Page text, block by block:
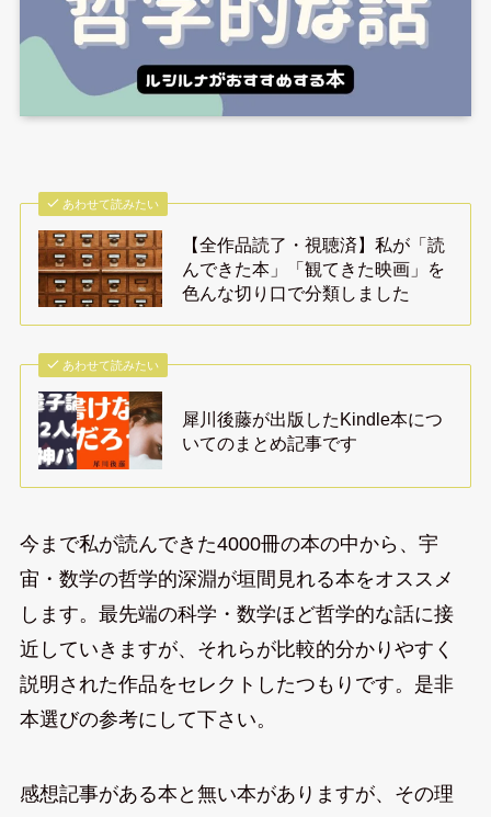
あわせて読みたい
【全作品読了・視聴済】私が「読
んできた本」「観てきた映画」を
色んな切り口で分類しました
あわせて読みたい
犀川後藤が出版したKindle本につ
いてのまとめ記事です
今まで私が読んできた4000冊の本の中から、宇
宙・数学の哲学的深淵が垣間見れる本をオススメ
します。最先端の科学・数学ほど哲学的な話に接
近していきますが、それらが比較的分かりやすく
説明された作品をセレクトしたつもりです。是非
本選びの参考にして下さい。
感想記事がある本と無い本がありますが、その理